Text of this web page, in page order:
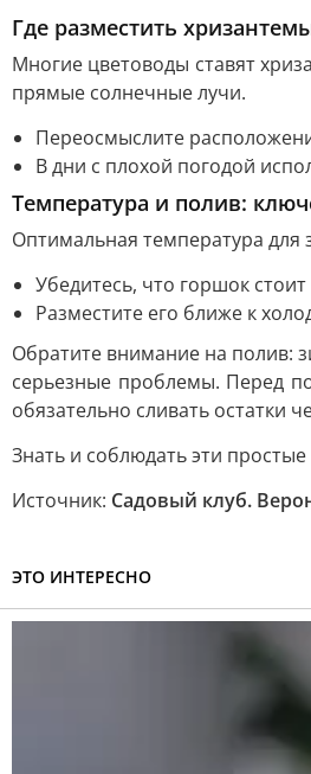
Где разместить
Многие цветоводы ставят
прямые солнечные лучи.
Переосмыслите
В дни с плохой погодой
Температура и полив:
Оптимальная температура для
Убедитесь, что горшок
Разместите его ближе к
Обратите внимание на полив:
серьезные проблемы. Перед
обязательно сливать остатки
Знать и соблюдать эти
Источник: Садовый клуб.
ЭТО ИНТЕРЕСНО